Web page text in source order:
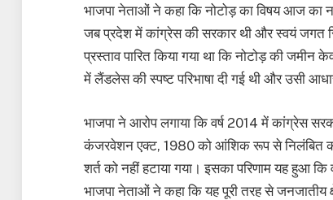
भाजपा नेताओं ने कहा कि नोटोड़ का विषय आज का
जब प्रदेश में कांग्रेस की सरकार थी और स्वयं जगत
प्रस्ताव पारित किया गया था कि नोटोड़ की जमीन
में लैंडलेस की स्पष्ट परिभाषा दी गई थी और उसी
भाजपा ने आरोप लगाया कि वर्ष 2014 में कांग्रेस
कंजरवेशन एक्ट, 1980 को आंशिक रूप से निलंबित
शर्त को नहीं हटाया गया। इसका परिणाम यह हुआ
भाजपा नेताओं ने कहा कि यह पूरी तरह से जनजातीय